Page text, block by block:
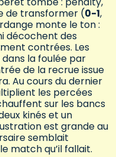
de transformer (0-1,
monte le ton :
décochent des
contrées. Les
la foulée par
de la recrue issue
Au cours du dernier
les percées
sur les bancs
kinés et un
est grande au
semblait
match qu’il fallait.